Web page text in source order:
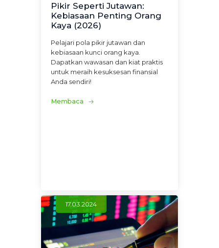
Pikir Seperti Jutawan:
Kebiasaan Penting Orang
Kaya (2026)
Pelajari pola pikir jutawan dan
kebiasaan kunci orang kaya.
Dapatkan wawasan dan kiat praktis
untuk meraih kesuksesan finansial
Anda sendiri!
Membaca
17.03.2024